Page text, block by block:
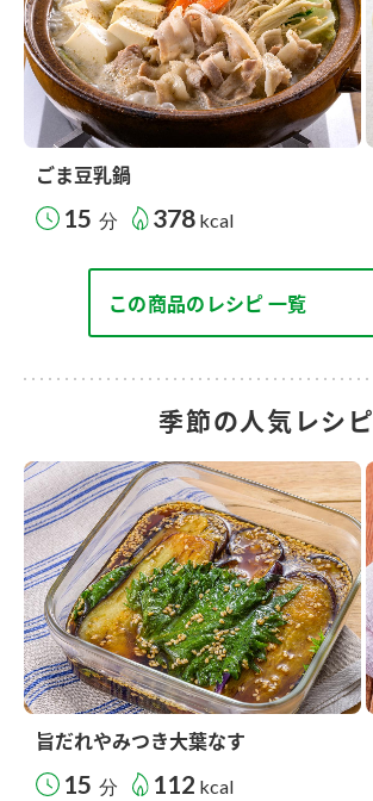
ごま豆乳鍋
15 分 378 kcal
この商品のレシピ 一覧
季節の人気レシピ
旨だれやみつき大葉なす
15 分 112 kcal